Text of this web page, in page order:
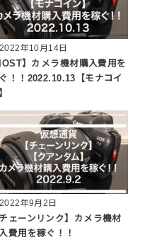
2022年10月14日
IOST】カメラ機材購入費用を
！！2022.10.13【モナコイ
2022年9月2日
チェーンリンク】カメラ機材
費用を稼ぐ！！